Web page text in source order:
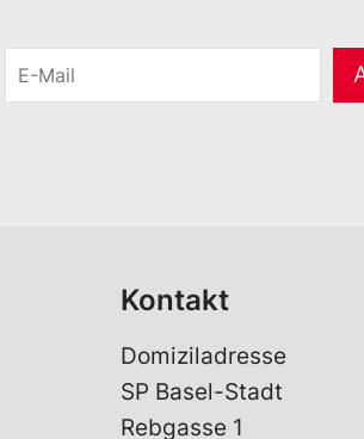
M
Kontakt
Domiziladresse
SP Basel-Stadt
Rebgasse 1